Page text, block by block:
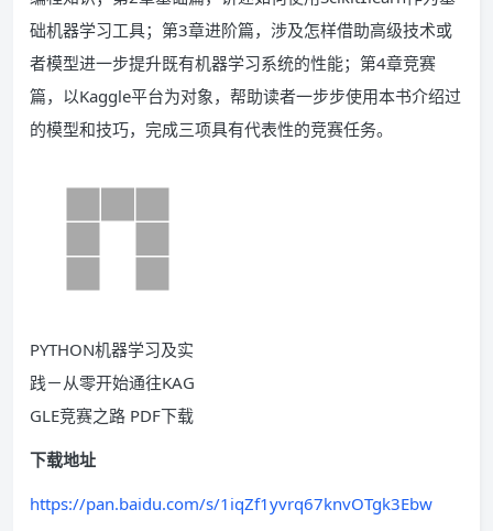
础机器学习工具；第3章进阶篇，涉及怎样借助高级技术或
者模型进一步提升既有机器学习系统的性能；第4章竞赛
篇，以Kaggle平台为对象，帮助读者一步步使用本书介绍过
的模型和技巧，完成三项具有代表性的竞赛任务。
PYTHON机器学习及实
践－从零开始通往KAG
GLE竞赛之路 PDF下载
下载地址
https://pan.baidu.com/s/1iqZf1yvrq67knvOTgk3Ebw